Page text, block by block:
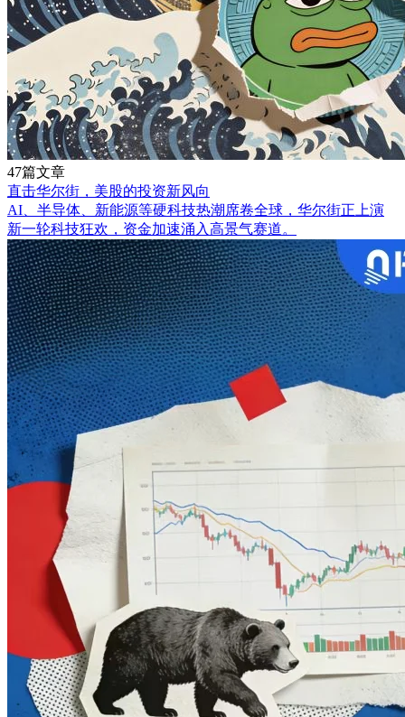
47篇文章
直击华尔街，美股的投资新风向
AI、半导体、新能源等硬科技热潮席卷全球，华尔街正上演
新一轮科技狂欢，资金加速涌入高景气赛道。